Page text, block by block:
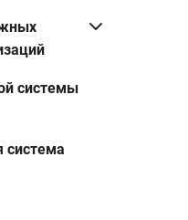
системы
система